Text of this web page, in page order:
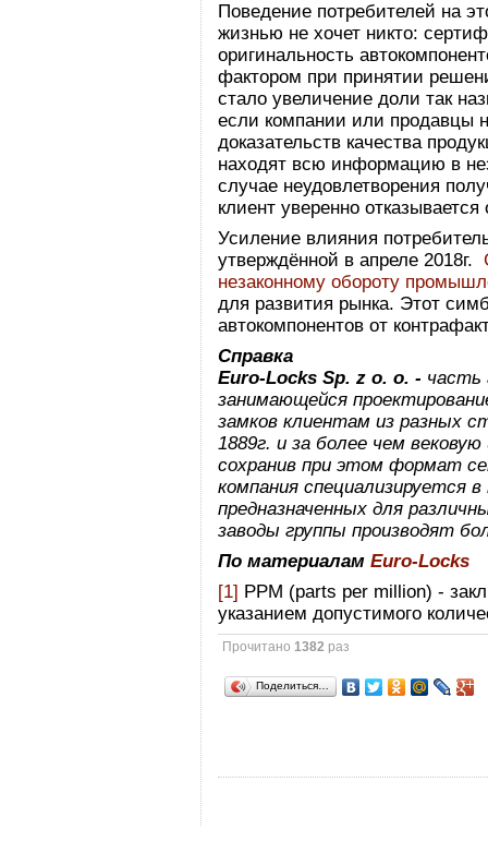
Поведение потребителей на
жизнью не хочет никто:
оригинальность
фактором при принятии
стало увеличение доли так
если компании или продавцы
доказательств качества
находят всю информацию в
случае неудовлетворения
клиент уверенно отказывается
Усиление влияния
утверждённой в апреле 2018г.
незаконному обороту
для развития рынка. Этот
автокомпонентов от
Справка
Euro-Locks Sp. z o. o. - часть
занимающейся
замков клиентам из разных
1889г. и за более чем
сохранив при этом формат
компания специализируется
предназначенных для
заводы группы производят
По материаламEuro-Locks
[1] PPM (parts per million) -
указанием допустимого
Прочитано1382 раз
Поделиться…